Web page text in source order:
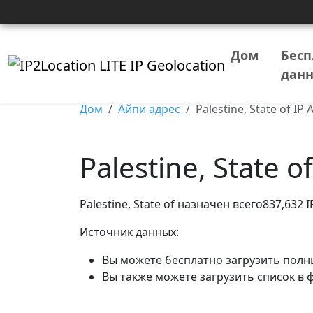
Дом
Дом
Айпи адрес Palestine, State of IP
Palestine, State
Palestine, State of назначен
Источник данных:
Вы можете бесплатно загрузить
Вы также можете загрузить список в